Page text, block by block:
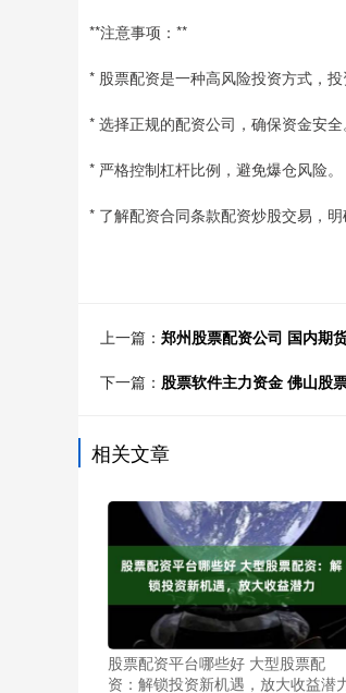
**注意事项：**
* 股票配资是一种高风险投资方式，投
* 选择正规的配资公司，确保资金安全。
* 严格控制杠杆比例，避免爆仓风险。
* 了解配资合同条款配资炒股交易，明
上一篇： 郑州股票配资公司 国内期
下一篇： 股票软件主力资金 佛山股
相关文章
股票配资平台哪些好 大型股票配
资：解锁投资新机遇，放大收益潜